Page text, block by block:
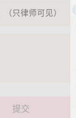
提交